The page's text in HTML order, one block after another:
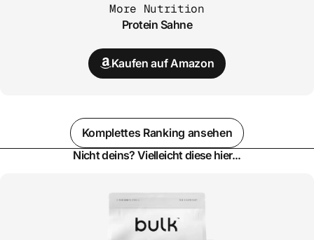
More Nutrition
Protein Sahne
Kaufen auf Amazon
Komplettes Ranking ansehen
Nicht deins? Vielleicht diese hier...